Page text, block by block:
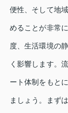
便性、そして地
めることが非常
度、生活環境の
く影響します。
ート体制をもと
ましょう。まず